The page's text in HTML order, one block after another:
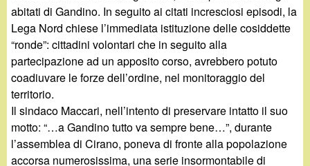
t
abitati di Gandino. In seguito ai citati incresciosi episodi, la
Lega Nord chiese l’immediata istituzione delle cosiddette
“ronde”: cittadini volontari che in seguito alla
partecipazione ad un apposito corso, avrebbero potuto
coadiuvare le forze dell’ordine, nel monitoraggio del
territorio.
Il sindaco Maccari, nell’intento di preservare intatto il suo
motto: “…a Gandino tutto va sempre bene…”, durante
l’assemblea di Cirano, poneva di fronte alla popolazione
accorsa numerosissima, una serie insormontabile di